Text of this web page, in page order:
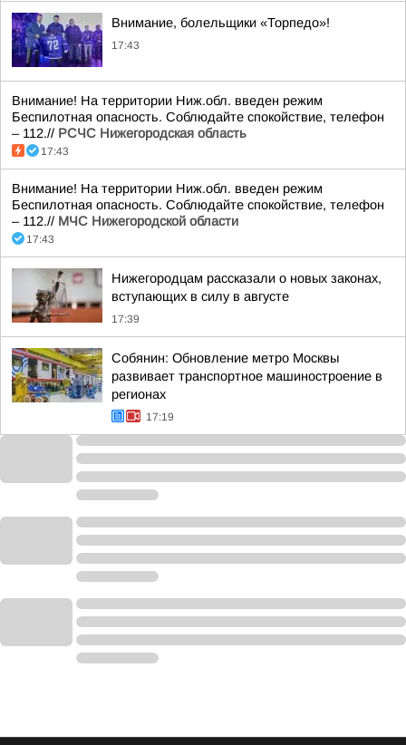
Внимание, болельщики «Торпедо»!
17:43
Внимание! На территории Ниж.обл. введен режим
Беспилотная опасность. Соблюдайте спокойствие, телефон
– 112.// РСЧС Нижегородская область
17:43
Внимание! На территории Ниж.обл. введен режим
Беспилотная опасность. Соблюдайте спокойствие, телефон
– 112.// МЧС Нижегородской области
17:43
Нижегородцам рассказали о новых законах,
вступающих в силу в августе
17:39
Собянин: Обновление метро Москвы
развивает транспортное машиностроение в
регионах
17:19